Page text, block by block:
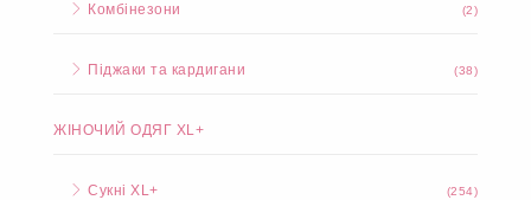
Комбінезони (2)
Піджаки та кардигани (38)
ЖІНОЧИЙ ОДЯГ XL+
Сукні XL+ (254)